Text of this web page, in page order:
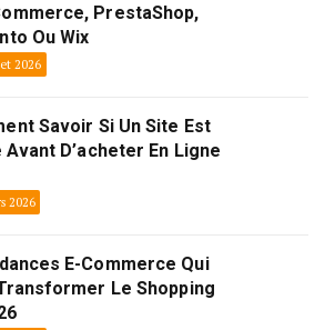
PrestaShop,
Ou Wix
2026
Savoir Si Un Site Est
Avant D’acheter En Ligne
2026
E-Commerce Qui
Le Shopping